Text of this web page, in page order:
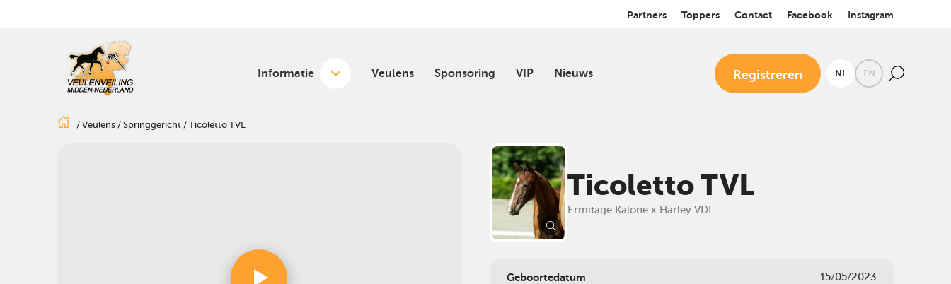
Partners Toppers Contact Facebook Instagram
Informatie Veulens Sponsoring VIP Nieuws Registreren NL EN
/ Veulens/ Springgericht/ Ticoletto TVL
Ticoletto TVL
Ermitage Kalone x Harley VDL
Geboortedatum 15/05/2023